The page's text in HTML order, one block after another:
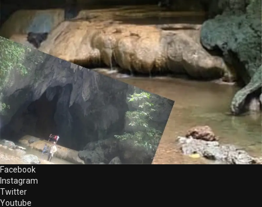
Facebook
Instagram
Twitter
Youtube